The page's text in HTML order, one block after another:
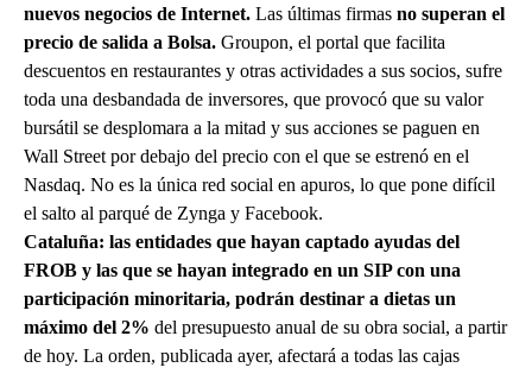
nuevos negocios de Internet. Las últimas firmas no superan el
precio de salida a Bolsa. Groupon, el portal que facilita
descuentos en restaurantes y otras actividades a sus socios, sufre
toda una desbandada de inversores, que provocó que su valor
bursátil se desplomara a la mitad y sus acciones se paguen en
Wall Street por debajo del precio con el que se estrenó en el
Nasdaq. No es la única red social en apuros, lo que pone difícil
el salto al parqué de Zynga y Facebook.
Cataluña: las entidades que hayan captado ayudas del
FROB y las que se hayan integrado en un SIP con una
participación minoritaria, podrán destinar a dietas un
máximo del 2% del presupuesto anual de su obra social, a partir
de hoy. La orden, publicada ayer, afectará a todas las cajas